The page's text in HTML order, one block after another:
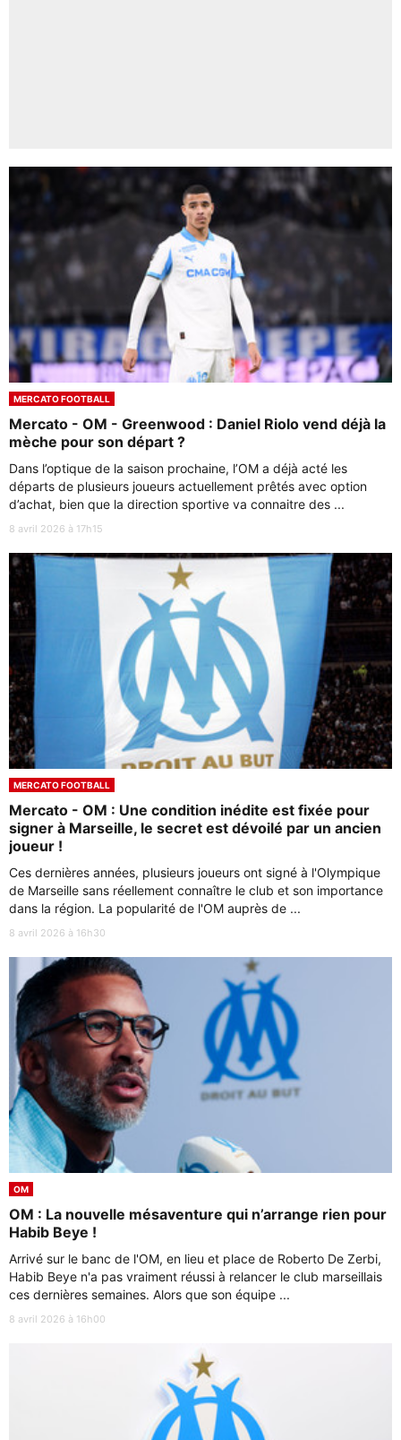
MERCATO FOOTBALL
Mercato - OM - Greenwood : Daniel Riolo vend déjà la
mèche pour son départ ?
Dans l’optique de la saison prochaine, l’OM a déjà acté les
départs de plusieurs joueurs actuellement prêtés avec option
d’achat, bien que la direction sportive va connaitre des ...
8 avril 2026 à 17h15
MERCATO FOOTBALL
Mercato - OM : Une condition inédite est fixée pour
signer à Marseille, le secret est dévoilé par un ancien
joueur !
Ces dernières années, plusieurs joueurs ont signé à l'Olympique
de Marseille sans réellement connaître le club et son importance
dans la région. La popularité de l'OM auprès de ...
8 avril 2026 à 16h30
OM
OM : La nouvelle mésaventure qui n’arrange rien pour
Habib Beye !
Arrivé sur le banc de l'OM, en lieu et place de Roberto De Zerbi,
Habib Beye n'a pas vraiment réussi à relancer le club marseillais
ces dernières semaines. Alors que son équipe ...
8 avril 2026 à 16h00